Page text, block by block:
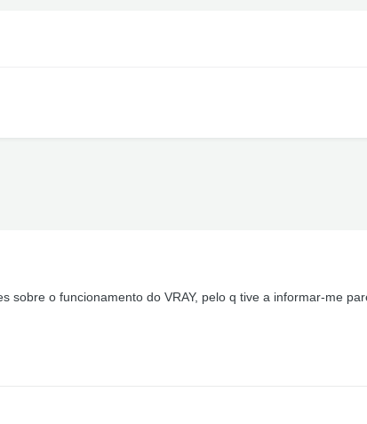
sobre o funcionamento do VRAY, pelo q tive a informar-me